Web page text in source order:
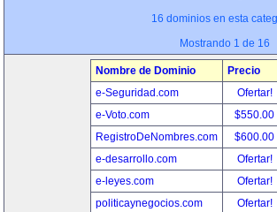
16 dominios en esta
Mostrando 1 de 16
Nombre de Dominio
Precio
e-Seguridad.com
Ofertar!
e-Voto.com
$550.00
RegistroDeNombres.com
$600.00
e-desarrollo.com
Ofertar!
e-leyes.com
Ofertar!
politicaynegocios.com
Ofertar!